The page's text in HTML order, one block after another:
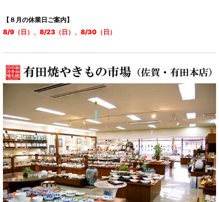
【８月の休業日ご案内】
8/9（日）、8/23（日）、8/30（日）